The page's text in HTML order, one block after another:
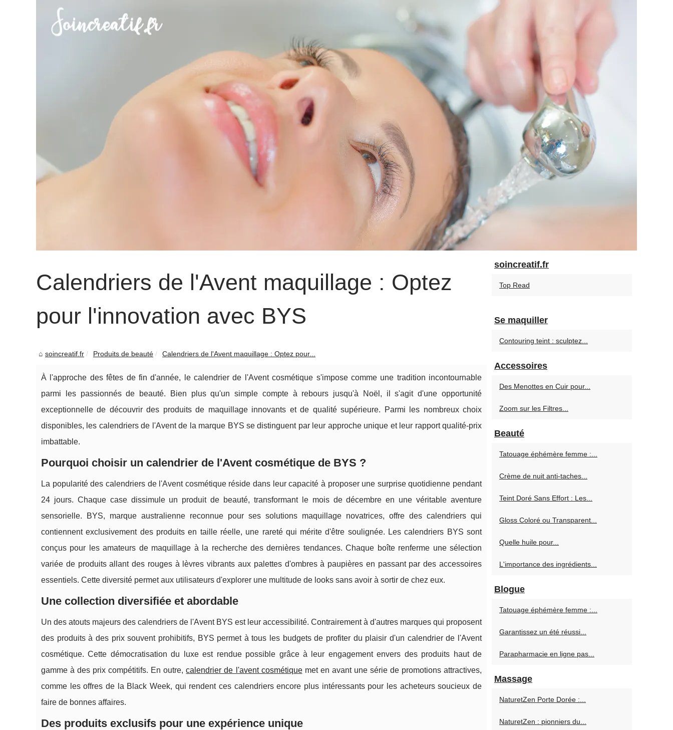
Calendriers de l'Avent maquillage : Optez
pour l'innovation avec BYS
soincreatif.fr Produits de beauté Calendriers de l'Avent maquillage : Optez pour...
À l'approche des fêtes de fin d'année, le calendrier de l'Avent cosmétique s'impose comme une tradition incontournable
parmi les passionnés de beauté. Bien plus qu'un simple compte à rebours jusqu'à Noël, il s'agit d'une opportunité
exceptionnelle de découvrir des produits de maquillage innovants et de qualité supérieure. Parmi les nombreux choix
disponibles, les calendriers de l'Avent de la marque BYS se distinguent par leur approche unique et leur rapport qualité-prix
imbattable.
Pourquoi choisir un calendrier de l'Avent cosmétique de BYS ?
La popularité des calendriers de l'Avent cosmétique réside dans leur capacité à proposer une surprise quotidienne pendant
24 jours. Chaque case dissimule un produit de beauté, transformant le mois de décembre en une véritable aventure
sensorielle. BYS, marque australienne reconnue pour ses solutions maquillage novatrices, offre des calendriers qui
contiennent exclusivement des produits en taille réelle, une rareté qui mérite d'être soulignée. Les calendriers BYS sont
conçus pour les amateurs de maquillage à la recherche des dernières tendances. Chaque boîte renferme une sélection
variée de produits allant des rouges à lèvres vibrants aux palettes d'ombres à paupières en passant par des accessoires
essentiels. Cette diversité permet aux utilisateurs d'explorer une multitude de looks sans avoir à sortir de chez eux.
Une collection diversifiée et abordable
Un des atouts majeurs des calendriers de l'Avent BYS est leur accessibilité. Contrairement à d'autres marques qui proposent
des produits à des prix souvent prohibitifs, BYS permet à tous les budgets de profiter du plaisir d'un calendrier de l'Avent
cosmétique. Cette démocratisation du luxe est rendue possible grâce à leur engagement envers des produits haut de
gamme à des prix compétitifs. En outre,calendrier de l'avent cosmétiquemet en avant une série de promotions attractives,
comme les offres de la Black Week, qui rendent ces calendriers encore plus intéressants pour les acheteurs soucieux de
faire de bonnes affaires.
Des produits exclusifs pour une expérience unique
soincreatif.fr
Top Read
Se maquiller
Contouring teint : sculptez...
Accessoires
Des Menottes en Cuir pour...
Zoom sur les Filtres...
Beauté
Tatouage éphémère femme :...
Crème de nuit anti‑taches...
Teint Doré Sans Effort : Les...
Gloss Coloré ou Transparent...
Quelle huile pour...
L'importance des ingrédients...
Blogue
Tatouage éphémère femme :...
Garantissez un été réussi...
Parapharmacie en ligne pas...
Massage
NaturetZen Porte Dorée :...
NaturetZen : pionniers du...